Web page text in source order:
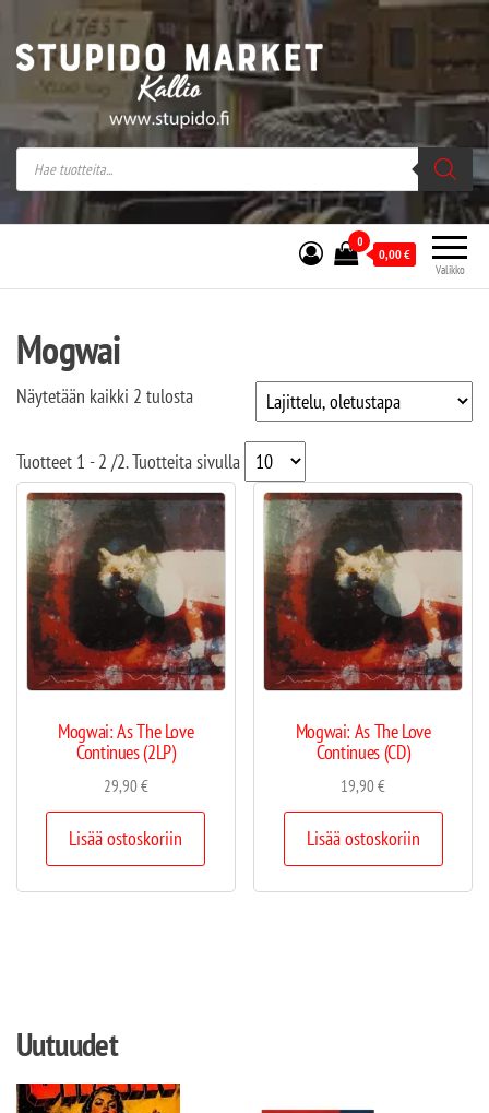
Stupido Market – verkossa ja kivijalassa
Stupido Market on vaihtoehtomusaan
erikoistunut verkko- sekä
kivijalkakauppa Helsingissä Kallion
sydämessä.
Valikko
0
0,00€
Mogwai
Näytetään kaikki 2 tulosta
Tuotteet 1 - 2 /2. Tuotteita sivulla
Mogwai: As The Love
Continues (2LP)
29,90€
Lisää ostoskoriin
Mogwai: As The Love
Continues (CD)
19,90€
Lisää ostoskoriin
Uutuudet